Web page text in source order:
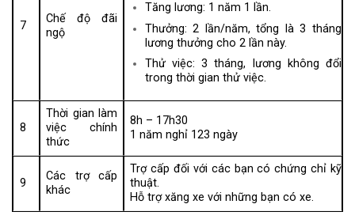
7
Chế độ đãi
ngộ
Tăng lương: 1 năm 1 lần.
Thưởng: 2 lần/năm, tổng là 3 tháng
lương thưởng cho 2 lần này.
Thử việc: 3 tháng, lương không đổi
trong thời gian thử việc.
8
Thời gian làm
việc chính
thức
8h – 17h30
1 năm nghỉ 123 ngày
9
Các trợ cấp
khác
Trợ cấp đối với các bạn có chứng chỉ kỹ
thuật.
Hỗ trợ xăng xe với những bạn có xe.